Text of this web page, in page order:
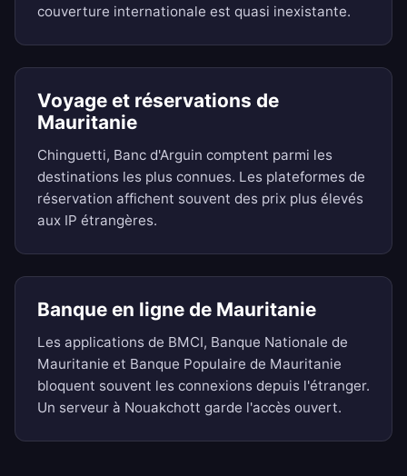
couverture internationale est quasi inexistante.
Voyage et réservations de
Mauritanie
Chinguetti, Banc d'Arguin comptent parmi les
destinations les plus connues. Les plateformes de
réservation affichent souvent des prix plus élevés
aux IP étrangères.
Banque en ligne de Mauritanie
Les applications de BMCI, Banque Nationale de
Mauritanie et Banque Populaire de Mauritanie
bloquent souvent les connexions depuis l'étranger.
Un serveur à Nouakchott garde l'accès ouvert.